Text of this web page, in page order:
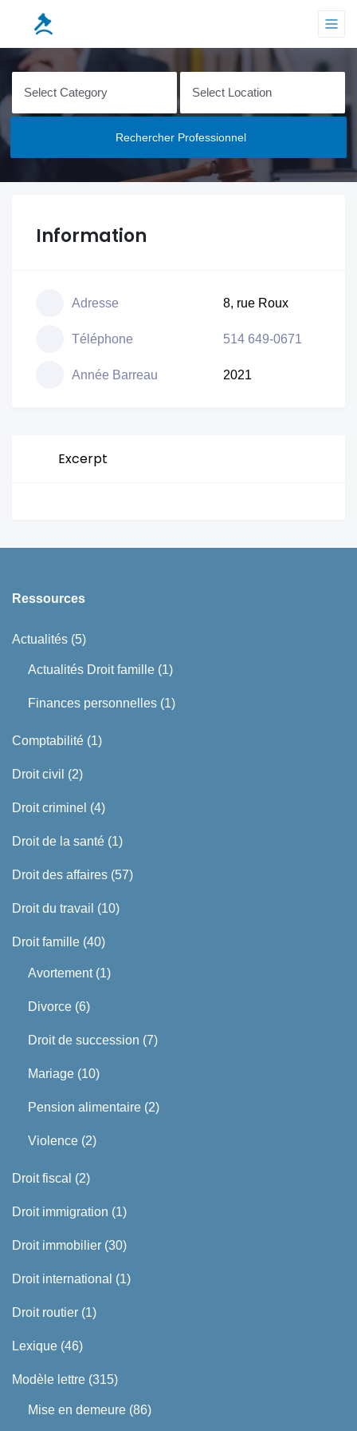
Rechercher Professionnel
Information
Adresse 8, rue Roux
Téléphone 514 649-0671
Année Barreau 2021
Excerpt
Ressources
Actualités (5)
Actualités Droit famille (1)
Finances personnelles (1)
Comptabilité (1)
Droit civil (2)
Droit criminel (4)
Droit de la santé (1)
Droit des affaires (57)
Droit du travail (10)
Droit famille (40)
Avortement(1)
Divorce (6)
Droit de succession (7)
Mariage (10)
Pension alimentaire (2)
Violence (2)
Droit fiscal (2)
Droit immigration (1)
Droit immobilier (30)
Droit international (1)
Droit routier (1)
Lexique (46)
Modèle lettre (315)
Mise en demeure (86)